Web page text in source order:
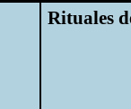
Rituales